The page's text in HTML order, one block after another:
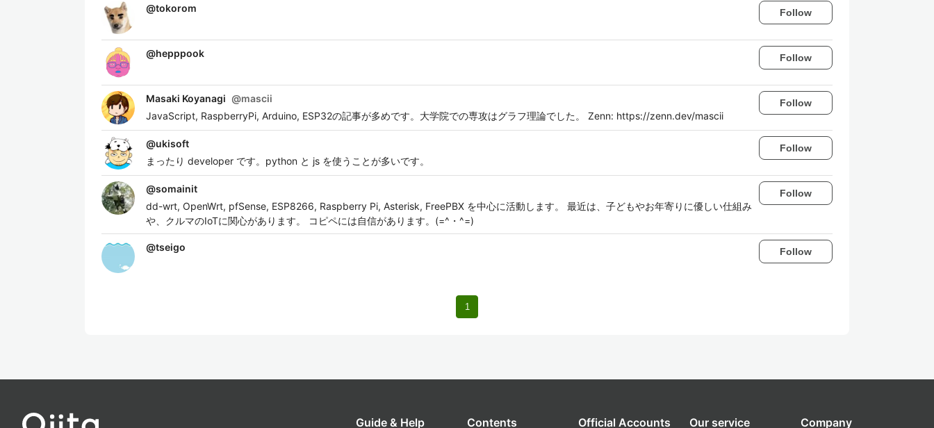
@tokorom Follow
@hepppook Follow
Masaki Koyanagi @mascii
JavaScript, RaspberryPi, Arduino, ESP32の記事が多めです。大学院での専攻はグラフ理論でした。 Zenn: https://zenn.dev/mascii
Follow
@ukisoft
まったり developer です。python と js を使うことが多いです。
Follow
@somainit
dd-wrt, OpenWrt, pfSense, ESP8266, Raspberry Pi, Asterisk, FreePBX を中心に活動します。 最近は、子どもやお年寄りに優しい仕組み
や、クルマのIoTに関心があります。 コピペには自信があります。(=^・^=)
Follow
@tseigo Follow
1
Guide & Help Contents Official Accounts Our service Company